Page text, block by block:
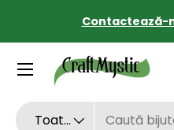
SARI LA CONȚINUT
Contactează-
Căutare
Tipul de produs
Toate